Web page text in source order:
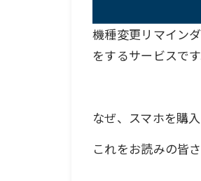
機種変更リマイン
をするサービスです
なぜ、スマホを購
これをお読みの皆